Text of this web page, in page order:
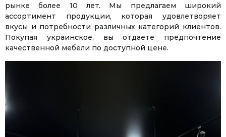
рынке более 10 лет. Мы предлагаем широкий
ассортимент продукции, которая удовлетворяет
вкусы и потребности различных категорий клиентов.
Покупая украинское, вы отдаете предпочтение
качественной мебели по доступной цене.